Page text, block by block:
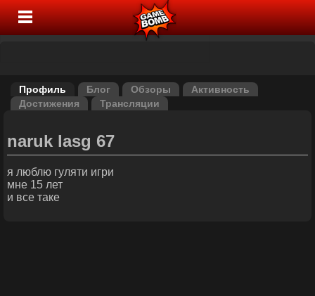
Профиль Блог Обзоры
Активность
Достижения
Трансляции
naruk lasg 67
я люблю гуляти игри
мне 15 лет
и все таке